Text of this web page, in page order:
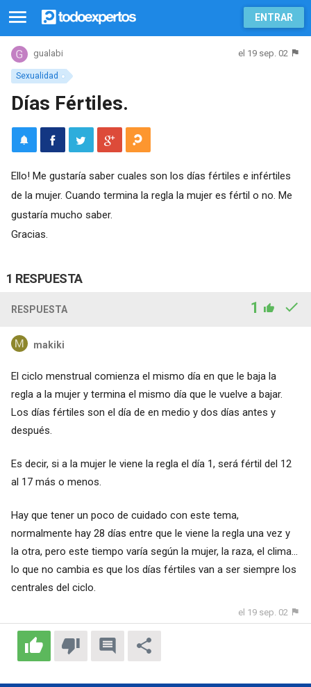
ENTRAR
Sexualidad
gualabi el 19 sep. 02
Días Fértiles.
Ello! Me gustaría saber cuales son los días fértiles e infértiles
de la mujer. Cuando termina la regla la mujer es fértil o no. Me
gustaría mucho saber.
Gracias.
1 RESPUESTA
RESPUESTA 1
makiki
El ciclo menstrual comienza el mismo día en que le baja la
regla a la mujer y termina el mismo día que le vuelve a bajar.
Los días fértiles son el día de en medio y dos días antes y
después.
Es decir, si a la mujer le viene la regla el día 1, será fértil del 12
al 17 más o menos.
Hay que tener un poco de cuidado con este tema,
normalmente hay 28 días entre que le viene la regla una vez y
la otra, pero este tiempo varía según la mujer, la raza, el clima...
lo que no cambia es que los días fértiles van a ser siempre los
centrales del ciclo.
el 19 sep. 02